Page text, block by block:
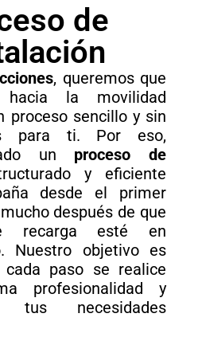
de
, queremos que
la movilidad
proceso sencillo y sin
para ti. Por eso,
un proceso de
y eficiente
desde el primer
después de que
recarga esté en
Nuestro objetivo es
cada paso se realice
profesionalidad y
tus necesidades